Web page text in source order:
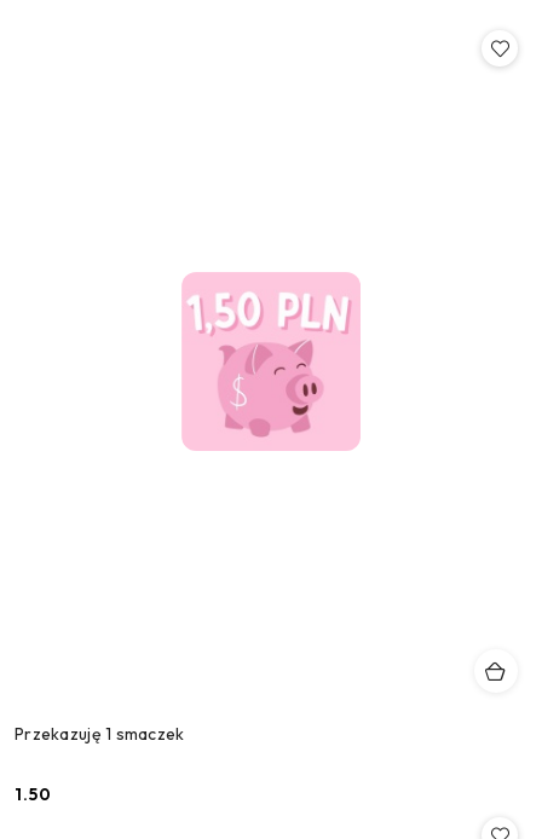
Przekazuję 1 smaczek
Cena:
1.50